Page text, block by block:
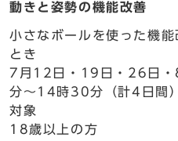
動きと姿勢の機能改善
小さなボールを使った機能
とき
7月12日・19日・26日
分～14時30分（計4日間）
対象
18歳以上の方